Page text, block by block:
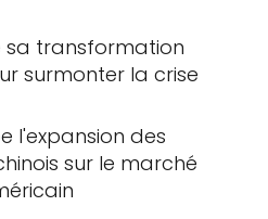
sa transformation
surmonter la crise
l'expansion des
sur le marché